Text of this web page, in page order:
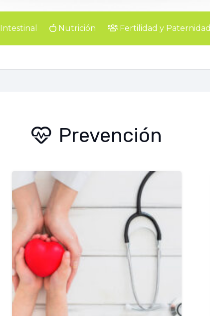
Intestinal Nutrición Fertilidad y Paternidad
Prevención